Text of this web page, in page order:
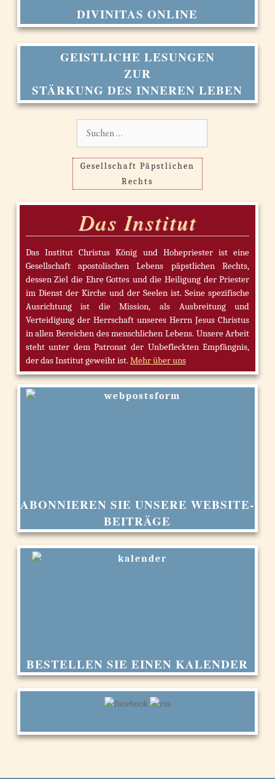
DIVINITAS ONLINE
GEISTLICHE LESUNGEN
ZUR
STÄRKUNG DES INNEREN LEBEN
Gesellschaft Päpstlichen
Rechts
Das Institut
Das Institut Christus König und Hohepriester ist eine
Gesellschaft apostolischen Lebens päpstlichen Rechts,
dessen Ziel die Ehre Gottes und die Heiligung der Priester
im Dienst der Kirche und der Seelen ist. Seine spezifische
Ausrichtung ist die Mission, als Ausbreitung und
Verteidigung der Herrschaft unseres Herrn Jesus Christus
in allen Bereichen des menschlichen Lebens. Unsere Arbeit
steht unter dem Patronat der Unbefleckten Empfängnis,
der das Institut geweiht ist.Mehr über uns
ABONNIEREN SIE UNSERE WEBSITE-
BEITRÄGE
BESTELLEN SIE EINEN KALENDER